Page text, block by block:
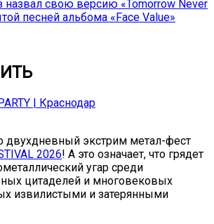
свою версию «Tomorrow Never
песней альбома «Face Value»
| Краснодар
двухдневный экстрим метал-фест
2026! А это означает, что грядет
угар среди
цитаделей и многовековых
извилистыми и затерянными